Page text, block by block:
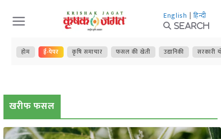
Skip
to
content
English | हिन्दी
Search
होम ई-पेपर कृषि समाचार फसल की खेती उद्यानिकी सरकारी
खरीफ फसल